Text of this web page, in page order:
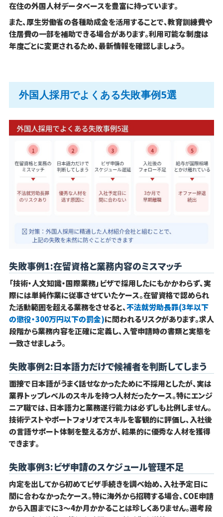
在住の外国人材データベースを豊富に持っています。
また、厚生労働省の各種助成金を活用することで、教育訓練費や
住居費の一部を補助できる場合があります。利用可能な制度は
年度ごとに変更されるため、最新情報を確認しましょう。
外国人採用でよくある失敗事例5選
失敗事例1:在留資格と業務内容のミスマッチ
「技術・人文知識・国際業務」ビザで採用したにもかかわらず、実
際には単純作業に従事させていたケース。在留資格で認められ
た活動範囲を超える業務をさせると、不法就労助長罪(3年以下
の懲役・300万円以下の罰金)に問われるリスクがあります。求人
段階から業務内容を正確に定義し、入管申請時の書類と実態を
一致させましょう。
失敗事例2:日本語力だけで候補者を判断してしまう
面接で日本語がうまく話せなかったために不採用としたが、実は
業界トップレベルのスキルを持つ人材だったケース。特にエンジ
ニア職では、日本語力と業務遂行能力は必ずしも比例しません。
技術テストやポートフォリオでスキルを客観的に評価し、入社後
の言語サポート体制を整える方が、結果的に優秀な人材を獲得
できます。
失敗事例3:ビザ申請のスケジュール管理不足
内定を出してから初めてビザ手続きを調べ始め、入社予定日に
間に合わなかったケース。特に海外から招聘する場合、COE申請
から入国までに3〜4か月かかることは珍しくありません。選考段